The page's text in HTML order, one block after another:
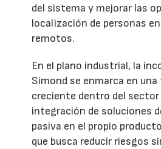
del sistema y mejorar las
localización de personas
remotos.
En el plano industrial, la
Simond se enmarca en
creciente dentro del
integración de soluciones
pasiva en el propio
que busca reducir riesgos